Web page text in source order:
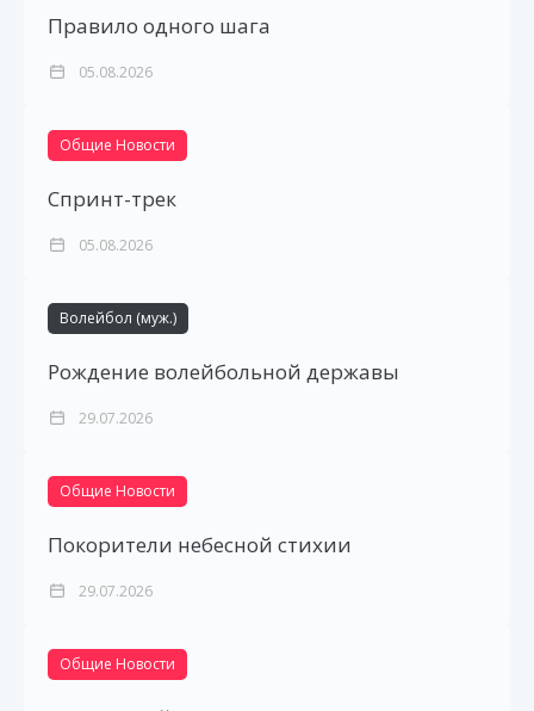
Правило одного шага
05.08.2026
Общие Новости
Спринт-трек
05.08.2026
Волейбол (муж.)
Рождение волейбольной державы
29.07.2026
Общие Новости
Покорители небесной стихии
29.07.2026
Общие Новости